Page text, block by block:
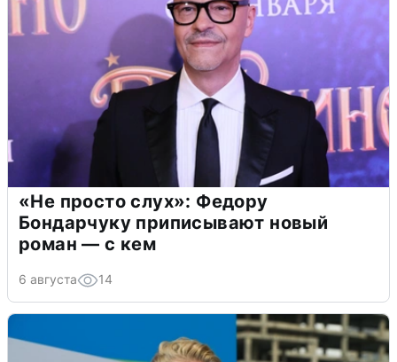
«Не просто слух»: Федору
Бондарчуку приписывают новый
роман — с кем
6 августа 14